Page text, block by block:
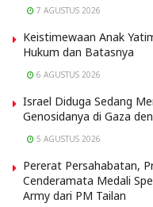
7 AGUSTUS 2026
Keistimewaan Anak
Hukum dan Batasnya
6 AGUSTUS 2026
Israel Diduga Sedang
Genosidanya di Gaza
5 AGUSTUS 2026
Pererat Persahabatan,
Cenderamata Medali
Army dari PM Tailan